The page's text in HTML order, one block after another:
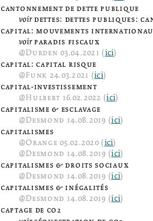
cantonnement de dette publique
voirdettes: dettes publiques:
capital: mouvements
voirparadis fiscaux
@Durden 03.04.2021 (ici)
capital: capital risque
@Funk 24.03.2021 (ici)
capital-investissement
@Hulbert 16.02.2022 (ici)
capitalisme & esclavage
@Desmond 14.08.2019 (ici)
capitalismes
@Orange 05.02.2020 (ici)
@Desmond 14.08.2019 (ici)
capitalismes & droits sociaux
@Desmond 14.08.2019 (ici)
capitalismes & inégalités
@Desmond 14.08.2019 (ici)
captage de co2